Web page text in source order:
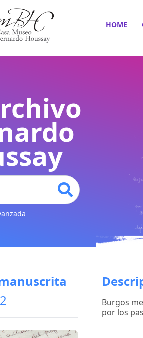
HOME
Burgos
por los